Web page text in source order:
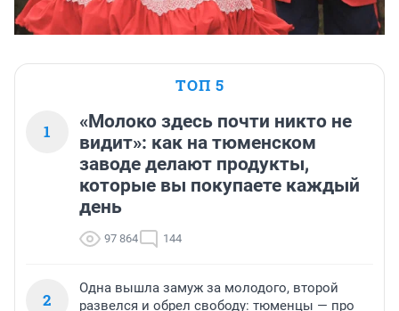
ТОП 5
1
«Молоко здесь почти никто не
видит»: как на тюменском
заводе делают продукты,
которые вы покупаете каждый
день
97 864 144
2
Одна вышла замуж за молодого, второй
развелся и обрел свободу: тюменцы — про